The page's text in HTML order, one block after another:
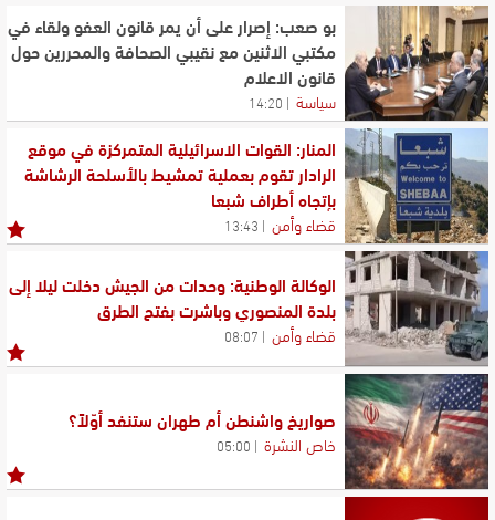
سلطات المكسيك تفكك أربع مصاف نفطية غير قانونية
روبيو: لا يزال هناك كثير من العمل بخصوص لبنان وإسرائيل
للحفاظ على السلام والبناء عليه لكنه هدف قابل للتحقق
روبيو أكد أن الرئيس عون سيعقد اجتماعا "إيجابيا جدا" مع
ترامب: على الدول الأخرى تكثيف جهودها لحماية حركة
الشحن بمضيق هرمز
الرئيس عون وصل إلى الخارجية الأميركية للاجتماع بالوزير روبيو
مستهلا بذلك لقاءاته الرسمية في واشنطن
بو صعب: إصرار على أن يمر قانون العفو ولقاء في
مكتبي الاثنين مع نقيبي الصحافة والمحررين حول
قانون الاعلام
سياسة 14:20
المنار: القوات الاسرائيلية المتمركزة في موقع
الرادار تقوم بعملية تمشيط بالأسلحة الرشاشة
بإتجاه أطراف شبعا
قضاء وأمن 13:43
الوكالة الوطنية: وحدات من الجيش دخلت ليلا إلى
بلدة المنصوري وباشرت بفتح الطرق
قضاء وأمن 08:07
صواريخ واشنطن أم طهران ستنفد أوّلاً؟
خاص النشرة 05:00